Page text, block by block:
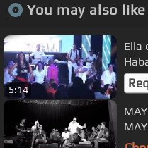
You may also
5:14
Ella
HD)